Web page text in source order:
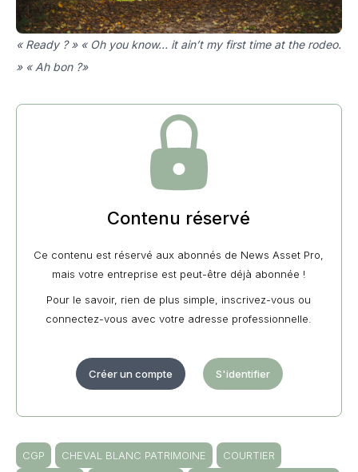
« Ready ? » « Oh you know… it ain’t my first time at the rodeo.
» « Ah bon ?»
Contenu réservé
Ce contenu est réservé aux abonnés de News Asset Pro,
mais votre entreprise est peut-être déjà abonnée !
Pour le savoir, rien de plus simple, inscrivez-vous ou
connectez-vous avec votre adresse professionnelle.
Créer un compte S'identifier
CGP CHEVAL BLANC PATRIMOINE
COURTIER